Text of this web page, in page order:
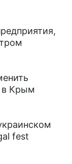
в Крым
fest